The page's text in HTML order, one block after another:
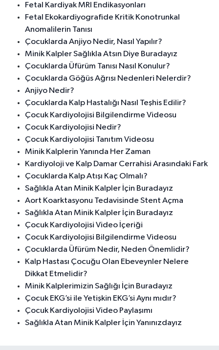
Fetal Kardiyak MRI Endikasyonları
Fetal Ekokardiyografide Kritik Konotrunkal
Anomalilerin Tanısı
Çocuklarda Anjiyo Nedir, Nasıl Yapılır?
Minik Kalpler Sağlıkla Atsın Diye Buradayız
Çocuklarda Üfürüm Tanısı Nasıl Konulur?
Çocuklarda Göğüs Ağrısı Nedenleri Nelerdir?
Anjiyo Nedir?
Çocuklarda Kalp Hastalığı Nasıl Teşhis Edilir?
Çocuk Kardiyolojisi Bilgilendirme Videosu
Çocuk Kardiyolojisi Nedir?
Çocuk Kardiyolojisi Tanıtım Videosu
Minik Kalplerin Yanında Her Zaman
Kardiyoloji ve Kalp Damar Cerrahisi Arasındaki Fark
Çocuklarda Kalp Atışı Kaç Olmalı?
Sağlıkla Atan Minik Kalpler İçin Buradayız
Aort Koarktasyonu Tedavisinde Stent Açma
Sağlıkla Atan Minik Kalpler İçin Buradayız
Çocuk Kardiyolojisi Video İçeriği
Çocuk Kardiyolojisi Bilgilendirme Videosu
Çocuklarda Üfürüm Nedir, Neden Önemlidir?
Kalp Hastası Çocuğu Olan Ebeveynler Nelere
Dikkat Etmelidir?
Minik Kalplerimizin Sağlığı İçin Buradayız
Çocuk EKG’si ile Yetişkin EKG’si Aynı mıdır?
Çocuk Kardiyolojisi Video Paylaşımı
Sağlıkla Atan Minik Kalpler İçin Yanınızdayız